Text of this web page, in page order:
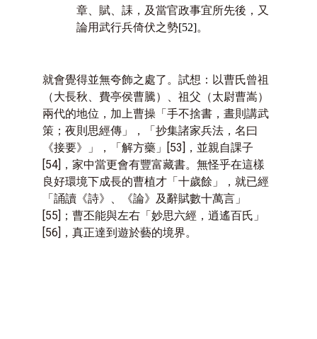
章、賦、誄，及當官政事宜所先後，又
論用武行兵倚伏之勢[52]。
就會覺得並無夸飾之處了。試想：以曹氏曾祖
（大長秋、費亭侯曹騰）、祖父（太尉曹嵩）
兩代的地位，加上曹操「手不捨書，晝則講武
策；夜則思經傳」，「抄集諸家兵法，名曰
《接要》」，「解方藥」 [53] ，並親自課子
[54] ，家中當更會有豐富藏書。無怪乎在這樣
良好環境下成長的曹植才「十歲餘」，就已經
「誦讀《詩》、《論》及辭賦數十萬言」
[55] ；曹丕能與左右「妙思六經，逍遙百氏」
[56] ，真正達到遊於藝的境界。